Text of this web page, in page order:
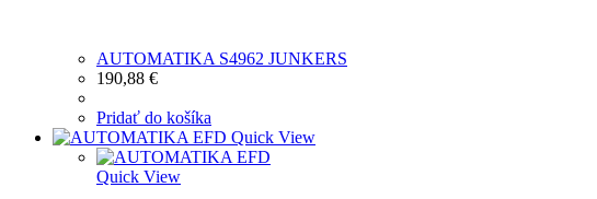
AUTOMATIKA S4962 JUNKERS
190,88 €
Pridať do košíka
Quick View
Quick View